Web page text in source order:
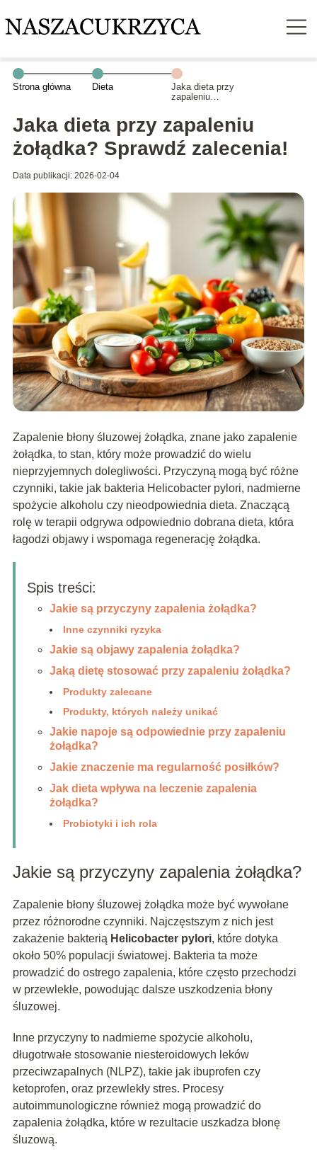
Strona główna Dieta
Jaka dieta przy
zapaleniu
zalecenia!
Jaka dieta przy zapaleniu
żołądka? Sprawdź zalecenia!
Data publikacji: 2026-02-04
Zapalenie błony śluzowej żołądka, znane jako zapalenie
żołądka, to stan, który może prowadzić do wielu
nieprzyjemnych dolegliwości. Przyczyną mogą być różne
czynniki, takie jak bakteria Helicobacter pylori, nadmierne
spożycie alkoholu czy nieodpowiednia dieta. Znaczącą
rolę w terapii odgrywa odpowiednio dobrana dieta, która
łagodzi objawy i wspomaga regenerację żołądka.
Spis treści:
Jakie są przyczyny zapalenia żołądka?
Inne czynniki ryzyka
Jakie są objawy zapalenia żołądka?
Jaką dietę stosować przy zapaleniu żołądka?
Produkty zalecane
Produkty, których należy unikać
Jakie napoje są odpowiednie przy zapaleniu
żołądka?
Jakie znaczenie ma regularność posiłków?
Jak dieta wpływa na leczenie zapalenia
żołądka?
Probiotyki i ich rola
Jakie są przyczyny zapalenia żołądka?
Zapalenie błony śluzowej żołądka może być wywołane
przez różnorodne czynniki. Najczęstszym z nich jest
zakażenie bakterią Helicobacter pylori, które dotyka
około 50% populacji światowej. Bakteria ta może
prowadzić do ostrego zapalenia, które często przechodzi
w przewlekłe, powodując dalsze uszkodzenia błony
śluzowej.
Inne przyczyny to nadmierne spożycie alkoholu,
długotrwałe stosowanie niesteroidowych leków
przeciwzapalnych (NLPZ), takie jak ibuprofen czy
ketoprofen, oraz przewlekły stres. Procesy
autoimmunologiczne również mogą prowadzić do
zapalenia żołądka, które w rezultacie uszkadza błonę
śluzową.